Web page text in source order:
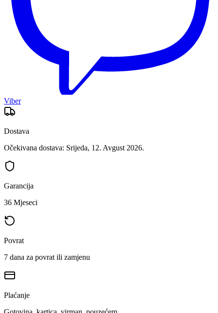
Viber
Dostava
Očekivana dostava: Srijeda, 12. Avgust 2026.
Garancija
36 Mjeseci
Povrat
7 dana za povrat ili zamjenu
Plaćanje